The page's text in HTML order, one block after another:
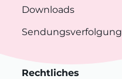
Downloads
Sendungsverfolgung
Rechtliches